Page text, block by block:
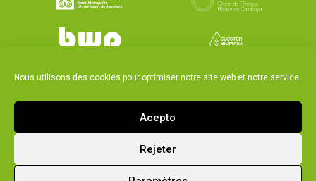
Nous utilisons des cookies pour optimiser notre site web et notre service.
Acepto
Rejeter
Politique générale|Legal notice and privacy policy